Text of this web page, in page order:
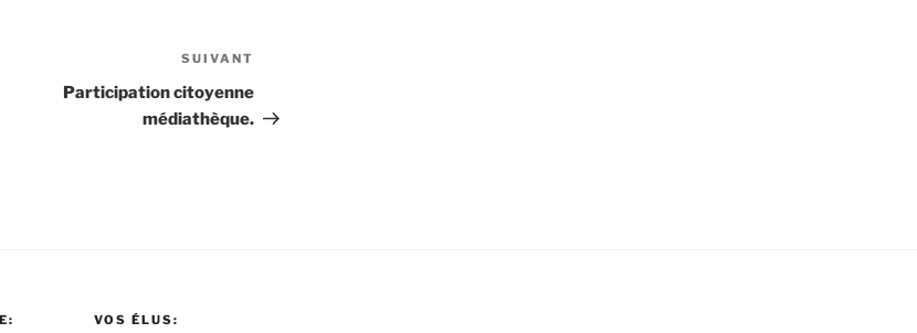
suivant
SUIVANT
Participation citoyenne
médiathèque.
VOS ÉLUS: